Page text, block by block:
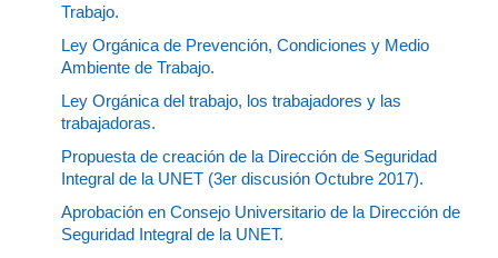
Trabajo.
Ley Orgánica de Prevención, Condiciones y Medio
Ambiente de Trabajo.
Ley Orgánica del trabajo, los trabajadores y las
trabajadoras.
Propuesta de creación de la Dirección de Seguridad
Integral de la UNET (3er discusión Octubre 2017).
Aprobación en Consejo Universitario de la Dirección de
Seguridad Integral de la UNET.